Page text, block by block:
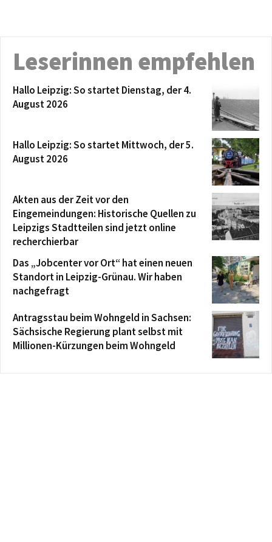
Leserinnen empfehlen
Hallo Leipzig: So startet Dienstag, der 4.
August 2026
Hallo Leipzig: So startet Mittwoch, der 5.
August 2026
Akten aus der Zeit vor den
Eingemeindungen: Historische Quellen zu
Leipzigs Stadtteilen sind jetzt online
recherchierbar
Das „Jobcenter vor Ort“ hat einen neuen
Standort in Leipzig-Grünau. Wir haben
nachgefragt
Antragsstau beim Wohngeld in Sachsen:
Sächsische Regierung plant selbst mit
Millionen-Kürzungen beim Wohngeld